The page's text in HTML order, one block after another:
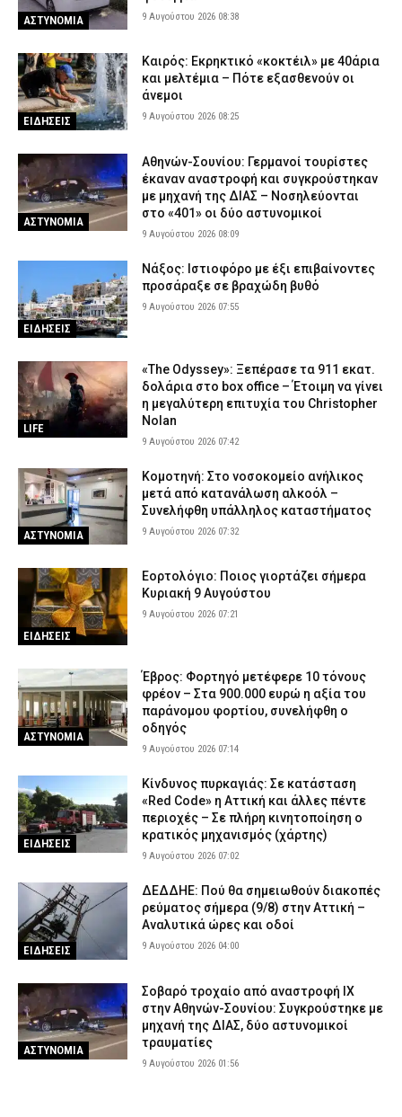
ΑΣΤΥΝΟΜΙΑ 9 Αυγούστου 2026 08:38
ΕΙΔΗΣΕΙΣ
Καιρός: Eκρηκτικό «κοκτέιλ» με 40άρια
και μελτέμια – Πότε εξασθενούν οι
άνεμοι
9 Αυγούστου 2026 08:25
ΑΣΤΥΝΟΜΙΑ
Αθηνών-Σουνίου: Γερμανοί τουρίστες
έκαναν αναστροφή και συγκρούστηκαν
με μηχανή της ΔΙΑΣ – Νοσηλεύονται
στο «401» οι δύο αστυνομικοί
9 Αυγούστου 2026 08:09
ΕΙΔΗΣΕΙΣ
Νάξος: Ιστιοφόρο με έξι επιβαίνοντες
προσάραξε σε βραχώδη βυθό
9 Αυγούστου 2026 07:55
LIFE
«The Odyssey»: Ξεπέρασε τα 911 εκατ.
δολάρια στο box office – Έτοιμη να γίνει
η μεγαλύτερη επιτυχία του Christopher
Nolan
9 Αυγούστου 2026 07:42
ΑΣΤΥΝΟΜΙΑ
Κομοτηνή: Στο νοσοκομείο ανήλικος
μετά από κατανάλωση αλκοόλ –
Συνελήφθη υπάλληλος καταστήματος
9 Αυγούστου 2026 07:32
ΕΙΔΗΣΕΙΣ
Εορτολόγιο: Ποιος γιορτάζει σήμερα
Κυριακή 9 Αυγούστου
9 Αυγούστου 2026 07:21
ΑΣΤΥΝΟΜΙΑ
Έβρος: Φορτηγό μετέφερε 10 τόνους
φρέον – Στα 900.000 ευρώ η αξία του
παράνομου φορτίου, συνελήφθη ο
οδηγός
9 Αυγούστου 2026 07:14
ΕΙΔΗΣΕΙΣ
Κίνδυνος πυρκαγιάς: Σε κατάσταση
«Red Code» η Αττική και άλλες πέντε
περιοχές – Σε πλήρη κινητοποίηση ο
κρατικός μηχανισμός (χάρτης)
9 Αυγούστου 2026 07:02
ΕΙΔΗΣΕΙΣ
ΔΕΔΔΗΕ: Πού θα σημειωθούν διακοπές
ρεύματος σήμερα (9/8) στην Αττική –
Αναλυτικά ώρες και οδοί
9 Αυγούστου 2026 04:00
ΑΣΤΥΝΟΜΙΑ
Σοβαρό τροχαίο από αναστροφή ΙΧ
στην Αθηνών-Σουνίου: Συγκρούστηκε με
μηχανή της ΔΙΑΣ, δύο αστυνομικοί
τραυματίες
9 Αυγούστου 2026 01:56